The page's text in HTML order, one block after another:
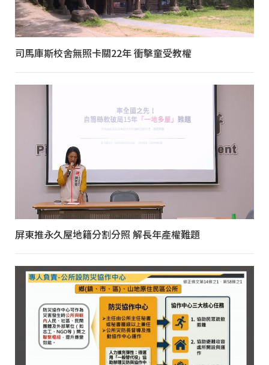
司馬庫斯校舍無照卡關22年 衝擊童受教權
屏東推永久屋地籍分割分照 解長年產權難題